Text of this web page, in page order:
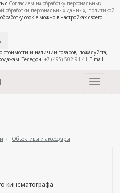
с Согласием на обработку персональных
обработки персональных данных, политикой
cookie можно в настройках своего
и наличии товаров, пожалуйста,
Телефон: +7 (495) 502-91-41 E-mail:
Toggle
Объективы и аксессуары
кинематографа